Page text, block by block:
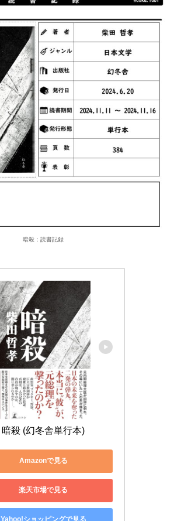
暗殺：読書記録
暗殺 (幻冬舎単行本)
Amazonで見る
楽天市場で見る